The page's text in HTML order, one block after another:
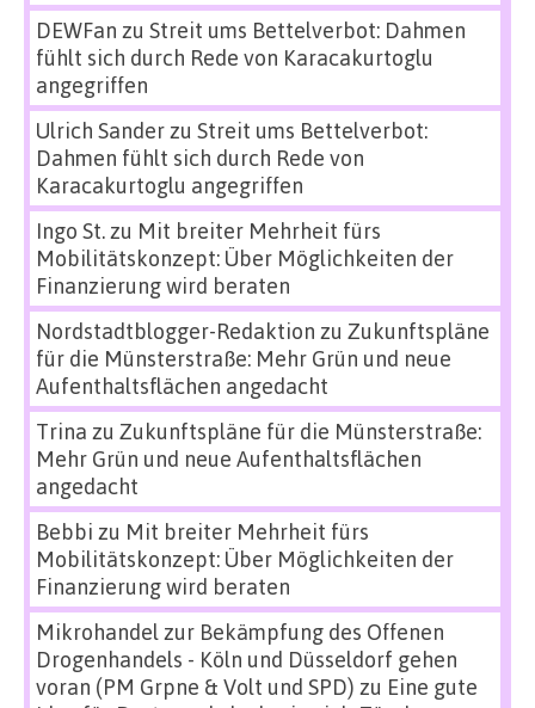
DEWFan zu Streit ums Bettelverbot: Dahmen
fühlt sich durch Rede von Karacakurtoglu
angegriffen
Ulrich Sanderzu Streit ums Bettelverbot:
Dahmen fühlt sich durch Rede von
Karacakurtoglu angegriffen
Ingo St.zu Mit breiter Mehrheit fürs
Mobilitätskonzept: Über Möglichkeiten der
Finanzierung wird beraten
Nordstadtblogger-Redaktion zu Zukunftspläne
für die Münsterstraße: Mehr Grün und neue
Aufenthaltsflächen angedacht
Trina zu Zukunftspläne für die Münsterstraße:
Mehr Grün und neue Aufenthaltsflächen
angedacht
Bebbi zu Mit breiter Mehrheit fürs
Mobilitätskonzept: Über Möglichkeiten der
Finanzierung wird beraten
Mikrohandel zur Bekämpfung des Offenen
Drogenhandels - Köln und Düsseldorf gehen
voran (PM Grpne & Volt und SPD) zu Eine gute